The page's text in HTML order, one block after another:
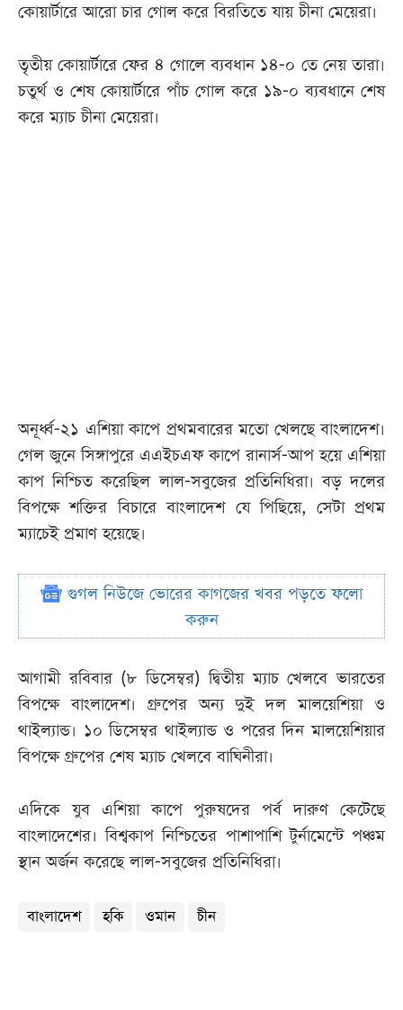
কোয়ার্টারে আরো চার গোল করে বিরতিতে যায় চীনা মেয়েরা।
তৃতীয় কোয়ার্টারে ফের ৪ গোলে ব্যবধান ১৪-০ তে নেয় তারা।
চতুর্থ ও শেষ কোয়ার্টারে পাঁচ গোল করে ১৯-০ ব্যবধানে শেষ
করে ম্যাচ চীনা মেয়েরা।
অনূর্ধ্ব-২১ এশিয়া কাপে প্রথমবারের মতো খেলছে বাংলাদেশ।
গেল জুনে সিঙ্গাপুরে এএইচএফ কাপে রানার্স-আপ হয়ে এশিয়া
কাপ নিশ্চিত করেছিল লাল-সবুজের প্রতিনিধিরা। বড় দলের
বিপক্ষে শক্তির বিচারে বাংলাদেশ যে পিছিয়ে, সেটা প্রথম
ম্যাচেই প্রমাণ হয়েছে।
গুগল নিউজে ভোরের কাগজের খবর পড়তে ফলো
করুন
আগামী রবিবার (৮ ডিসেম্বর) দ্বিতীয় ম্যাচ খেলবে ভারতের
বিপক্ষে বাংলাদেশ। গ্রুপের অন্য দুই দল মালয়েশিয়া ও
থাইল্যান্ড। ১০ ডিসেম্বর থাইল্যান্ড ও পরের দিন মালয়েশিয়ার
বিপক্ষে গ্রুপের শেষ ম্যাচ খেলবে বাঘিনীরা।
এদিকে যুব এশিয়া কাপে পুরুষদের পর্ব দারুণ কেটেছে
বাংলাদেশের। বিশ্বকাপ নিশ্চিতের পাশাপাশি টুর্নামেন্টে পঞ্চম
স্থান অর্জন করেছে লাল-সবুজের প্রতিনিধিরা।
বাংলাদেশ হকি ওমান চীন